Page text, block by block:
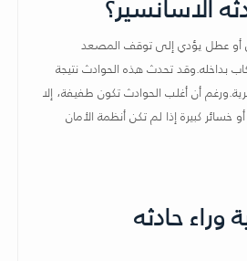
أو عطل يؤدي إلى توقف المصعد
بداخله.وقد تحدث هذه الحوادث نتيجة
أن أغلب الحوادث تكون طفيفة، إلا
كبيرة إذا لم تكن أنظمة الأمان
وراء حادثه